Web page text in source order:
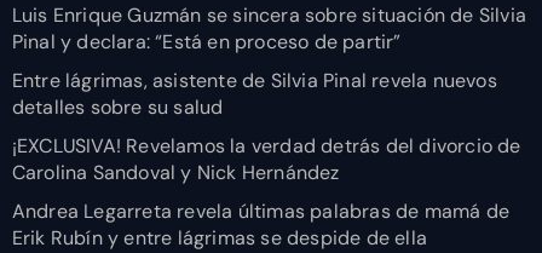
Luis Enrique Guzmán se sincera sobre situación de Silvia
Pinal y declara: “Está en proceso de partir”
Entre lágrimas, asistente de Silvia Pinal revela nuevos
detalles sobre su salud
¡EXCLUSIVA! Revelamos la verdad detrás del divorcio de
Carolina Sandoval y Nick Hernández
Andrea Legarreta revela últimas palabras de mamá de
Erik Rubín y entre lágrimas se despide de ella